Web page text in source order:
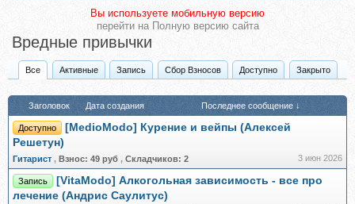
Вы используете мобильную версию
перейти на Полную версию сайта
Вредные привычки
Все Активные Запись Сбор Взносов Доступно Закрыто
Заголовок Дата создания Последнее сообщение ↓
Доступно
[MedioModo] Курение и вейпы (Алексей
Решетун)
Гитарист , Взнос: 49 руб , Складчиков: 2 3 июн 2026
Запись
[VitaModo] Алкогольная зависимость - все про
лечение (Андрис Саулитус)